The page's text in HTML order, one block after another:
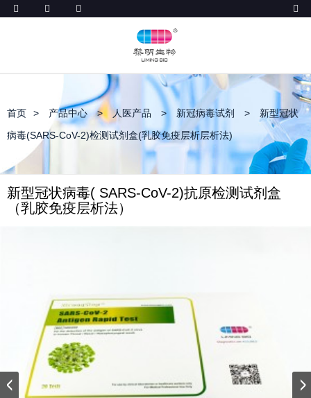
首页 产品中心 人医产品 新冠病毒试剂
新型冠状
病毒(SARS-CoV-2)检测试剂盒(乳胶免疫层析层析法)
新型冠状病毒( SARS-CoV-2)抗原检测试剂盒
（乳胶免疫层析法）